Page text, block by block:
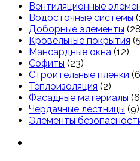
Вентиляционные
Водосточные системы
Доборные элементы
Кровельные покрытия
Мансардные окна (12)
Софиты (23)
Строительные пленки
Теплоизоляция (2)
Фасадные материалы
Чердачные лестницы (9)
Элементы